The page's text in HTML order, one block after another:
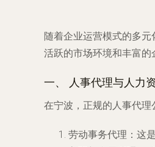
随着企业运营模式的多
活跃的市场环境和丰富的
一、 人事代理与人力
在宁波，正规的人事代理
劳动事务代理 ：这